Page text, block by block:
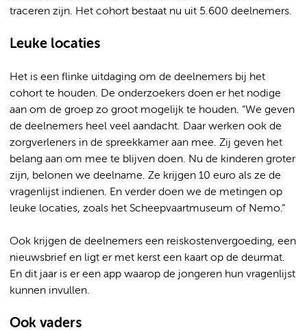
traceren zijn. Het cohort bestaat nu uit 5.600 deelnemers.
Leuke locaties
Het is een flinke uitdaging om de deelnemers bij het
cohort te houden. De onderzoekers doen er het nodige
aan om de groep zo groot mogelijk te houden. “We geven
de deelnemers heel veel aandacht. Daar werken ook de
zorgverleners in de spreekkamer aan mee. Zij geven het
belang aan om mee te blijven doen. Nu de kinderen groter
zijn, belonen we deelname. Ze krijgen 10 euro als ze de
vragenlijst indienen. En verder doen we de metingen op
leuke locaties, zoals het Scheepvaartmuseum of Nemo.”
Ook krijgen de deelnemers een reiskostenvergoeding, een
nieuwsbrief en ligt er met kerst een kaart op de deurmat.
En dit jaar is er een app waarop de jongeren hun vragenlijst
kunnen invullen.
Ook vaders